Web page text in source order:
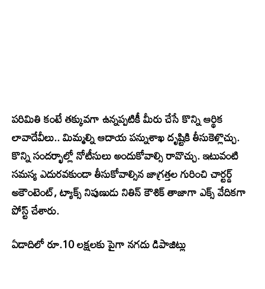
పరిమితి కంటే తక్కువగా ఉన్నప్పటికీ మీరు చేసే కొన్ని ఆర్థిక
లావాదేవీలు.. మిమ్మల్ని ఆదాయ పన్నుశాఖ దృష్టికి తీసుకెళ్లొచ్చు.
కొన్ని సందర్భాల్లో నోటీసులు అందుకోవాల్సి రావొచ్చు. ఇటువంటి
సమస్య ఎదురవకుండా తీసుకోవాల్సిన జాగ్రత్తల గురించి చార్టర్డ్‌
అకౌంటెంట్‌, ట్యాక్స్‌ నిపుణుడు నితిన్‌ కౌశిక్‌ తాజాగా ఎక్స్ వేదికగా
పోస్ట్‌ చేశారు.
ఏడాదిలో రూ.10 లక్షలకు పైగా నగదు డిపాజిట్లు